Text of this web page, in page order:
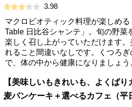
3.98
マクロビオティック料理が楽しめ
Table 日比谷シャンテ」。旬の野菜
楽しく召し上がっていただけます
れること間違いなしです。くつろ
で、体の中から健康になりましょう
【美味しいもきれいも、よくば
麦パンケーキ＋選べるカフェ（平